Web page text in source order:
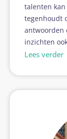
talenten
tegenhoudt
antwoorden
inzichten
Lees verder